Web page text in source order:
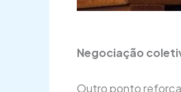
Negociação
Outro ponto